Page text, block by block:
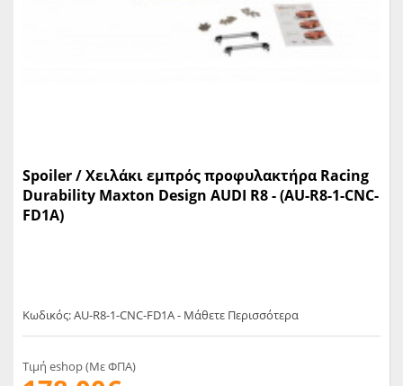
Spoiler / Χειλάκι εμπρός προφυλακτήρα Racing
Durability Maxton Design AUDI R8 - (AU-R8-1-CNC-
FD1A)
Κωδικός: AU-R8-1-CNC-FD1A - Μάθετε Περισσότερα
Τιμή eshop (Με ΦΠΑ)